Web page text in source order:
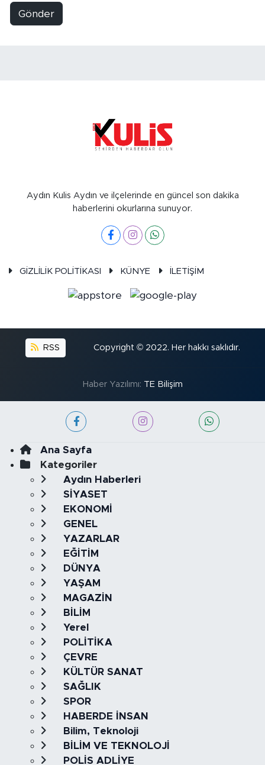
Gönder
Aydın Kulis Aydın ve ilçelerinde en güncel son dakika
haberlerini okurlarına sunuyor.
GİZLİLİK POLİTİKASI KÜNYE İLETİŞİM
RSS Copyright © 2022. Her hakkı saklıdır.
Haber Yazılımı: TE Bilişim
Ana Sayfa
Kategoriler
Aydın Haberleri
SİYASET
EKONOMİ
GENEL
YAZARLAR
EĞİTİM
DÜNYA
YAŞAM
MAGAZİN
BİLİM
Yerel
POLİTİKA
ÇEVRE
KÜLTÜR SANAT
SAĞLIK
SPOR
HABERDE İNSAN
Bilim, Teknoloji
BİLİM VE TEKNOLOJİ
POLİS ADLİYE